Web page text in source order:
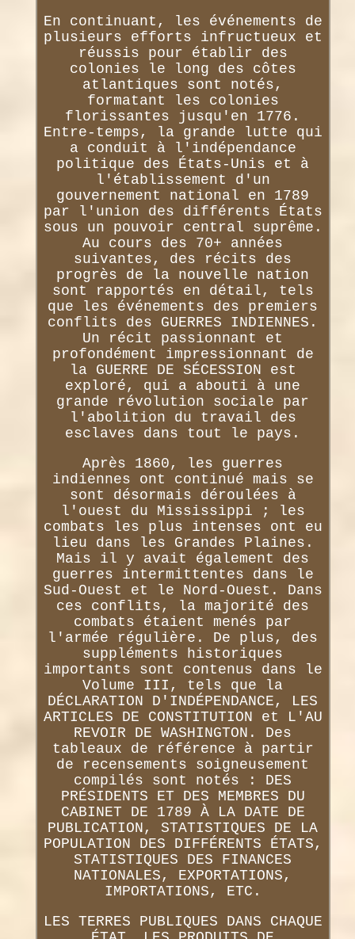
En continuant, les événements de
plusieurs efforts infructueux et
réussis pour établir des
colonies le long des côtes
atlantiques sont notés,
formatant les colonies
florissantes jusqu'en 1776.
Entre-temps, la grande lutte qui
a conduit à l'indépendance
politique des États-Unis et à
l'établissement d'un
gouvernement national en 1789
par l'union des différents États
sous un pouvoir central suprême.
Au cours des 70+ années
suivantes, des récits des
progrès de la nouvelle nation
sont rapportés en détail, tels
que les événements des premiers
conflits des GUERRES INDIENNES.
Un récit passionnant et
profondément impressionnant de
la GUERRE DE SÉCESSION est
exploré, qui a abouti à une
grande révolution sociale par
l'abolition du travail des
esclaves dans tout le pays.
Après 1860, les guerres
indiennes ont continué mais se
sont désormais déroulées à
l'ouest du Mississippi ; les
combats les plus intenses ont eu
lieu dans les Grandes Plaines.
Mais il y avait également des
guerres intermittentes dans le
Sud-Ouest et le Nord-Ouest. Dans
ces conflits, la majorité des
combats étaient menés par
l'armée régulière. De plus, des
suppléments historiques
importants sont contenus dans le
Volume III, tels que la
DÉCLARATION D'INDÉPENDANCE, LES
ARTICLES DE CONSTITUTION et L'AU
REVOIR DE WASHINGTON. Des
tableaux de référence à partir
de recensements soigneusement
compilés sont notés : DES
PRÉSIDENTS ET DES MEMBRES DU
CABINET DE 1789 À LA DATE DE
PUBLICATION, STATISTIQUES DE LA
POPULATION DES DIFFÉRENTS ÉTATS,
STATISTIQUES DES FINANCES
NATIONALES, EXPORTATIONS,
IMPORTATIONS, ETC.
LES TERRES PUBLIQUES DANS CHAQUE